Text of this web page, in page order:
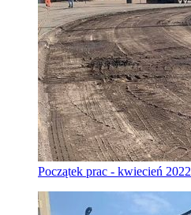
Początek prac - kwiecień 2022